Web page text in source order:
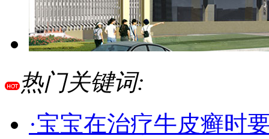
热门关键词:
·宝宝在治疗牛皮癣时